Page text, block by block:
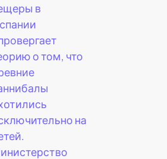
в
о том, что
на